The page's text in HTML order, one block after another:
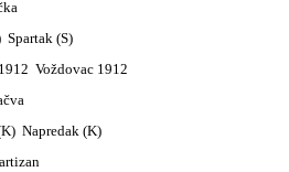
Spartak (S)
Voždovac 1912
Napredak (K)